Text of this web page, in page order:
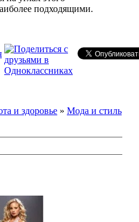
подходящими.
и здоровье » Мода и стиль